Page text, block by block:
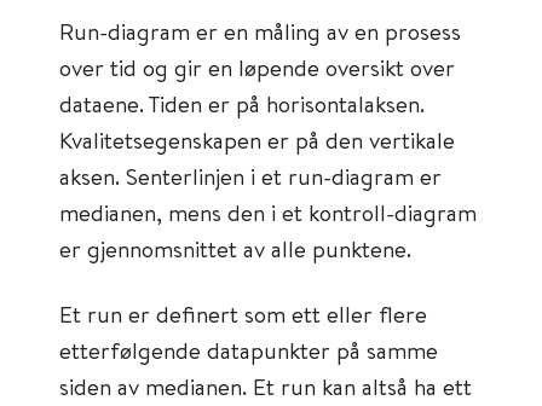
Run-diagram er en måling av en prosess
over tid og gir en løpende oversikt over
dataene. Tiden er på horisontalaksen.
Kvalitetsegenskapen er på den vertikale
aksen. Senterlinjen i et run-diagram er
medianen, mens den i et kontroll-diagram
er gjennomsnittet av alle punktene.
Et run er definert som ett eller flere
etterfølgende datapunkter på samme
siden av medianen. Et run kan altså ha ett